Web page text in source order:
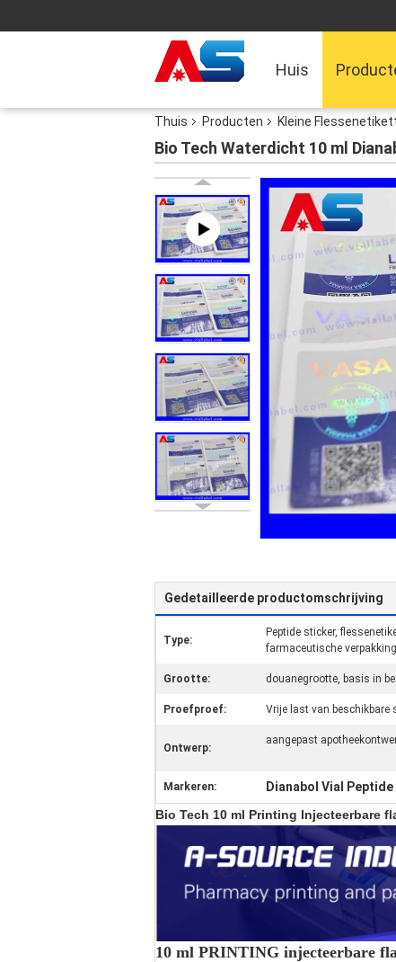
Huis
Thuis Producten Kleine
Bio Tech Waterdicht 10 ml
Gedetailleerde productomschrijving
Type:
Peptide sticker,
farmaceutische verpakking
Grootte: douanegrootte, basis in
Proefproef: Vrije last van beschikbare
Ontwerp:
aangepast
Markeren: Dianabol Vial
Bio Tech 10 ml Printing Injecteerbare
10 ml PRINTING injecteerbare